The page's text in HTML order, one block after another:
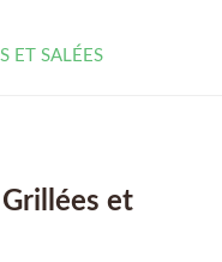
ET SALÉES
et